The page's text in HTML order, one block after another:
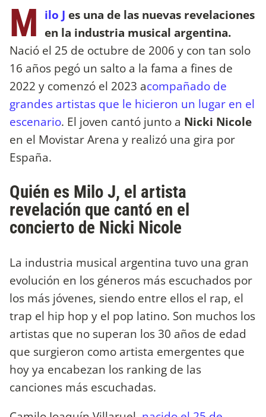
M ilo J es una de las nuevas revelaciones
en la industria musical argentina.
Nació el 25 de octubre de 2006 y con tan solo
16 años pegó un salto a la fama a fines de
2022 y comenzó el 2023 acompañado de
grandes artistas que le hicieron un lugar en el
escenario. El joven cantó junto a Nicki Nicole
en el Movistar Arena y realizó una gira por
España.
Quién es Milo J, el artista
revelación que cantó en el
concierto de Nicki Nicole
La industria musical argentina tuvo una gran
evolución en los géneros más escuchados por
los más jóvenes, siendo entre ellos el rap, el
trap el hip hop y el pop latino. Son muchos los
artistas que no superan los 30 años de edad
que surgieron como artista emergentes que
hoy ya encabezan los ranking de las
canciones más escuchadas.